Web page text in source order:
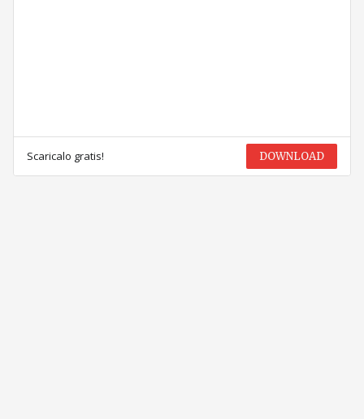
Scaricalo gratis! DOWNLOAD